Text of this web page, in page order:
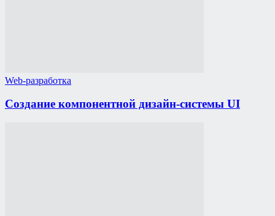
Web-разработка
Создание компонентной дизайн-системы UI